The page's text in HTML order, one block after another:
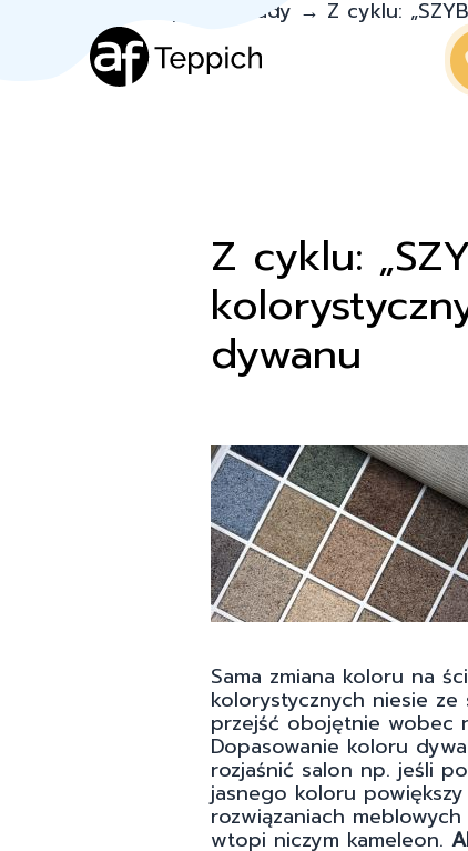
Porady → Z cyklu:
Z cyklu:
dywanu
Sama zmiana koloru na
kolorystycznych niesie
przejść obojętnie wobec
Dopasowanie koloru
rozjaśnić salon np. jeśli
jasnego koloru
rozwiązaniach
wtopi niczym kameleon.